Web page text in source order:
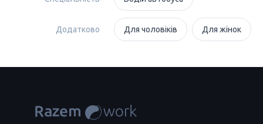
Додатково Для чоловіків Для жінок